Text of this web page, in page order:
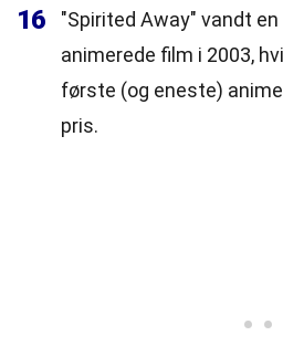
16
"Spirited Away" vandt
animerede film i 2003,
første (og eneste)
pris.